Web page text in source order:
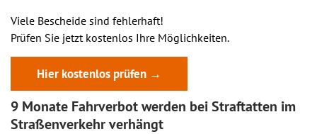
Viele Bescheide sind fehlerhaft!
Prüfen Sie jetzt kostenlos Ihre Möglichkeiten.
Hier kostenlos prüfen →
9 Monate Fahrverbot werden bei Straftatten im
Straßenverkehr verhängt